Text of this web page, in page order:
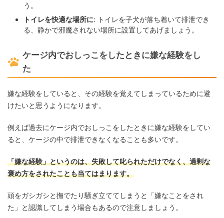
う。
トイレを快適な場所に: トイレを子犬が落ち着いて排泄でき
る、静かで邪魔されない場所に設置してあげましょう。
ケージ内でおしっこをしたときに嫌な経験をし
た
嫌な経験をしていると、その経験を覚えてしまっているために避
けたいと思うようになります。
例えば過去にケージ内でおしっこをしたときに嫌な経験をしてい
ると、ケージの中で排泄できなくなることも多いです。
「嫌な経験」というのは、失敗して叱られただけでなく、過剰な
褒め方をされたことも当てはまります。
頭をガシガシと撫でたり騒ぎ立ててしまうと「嫌なことをされ
た」と認識してしまう場合もあるので注意しましょう。